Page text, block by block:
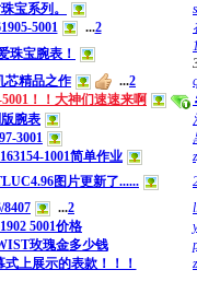
宝系列。
5001 ...2
珠宝腕表！
芯精品之作 ...2
！！大神们速速来啊
腕表
3001
1001简单作业
图片更新了......
8407 ...2
5001价格
玫瑰金多少钱
上展示的表款！！！